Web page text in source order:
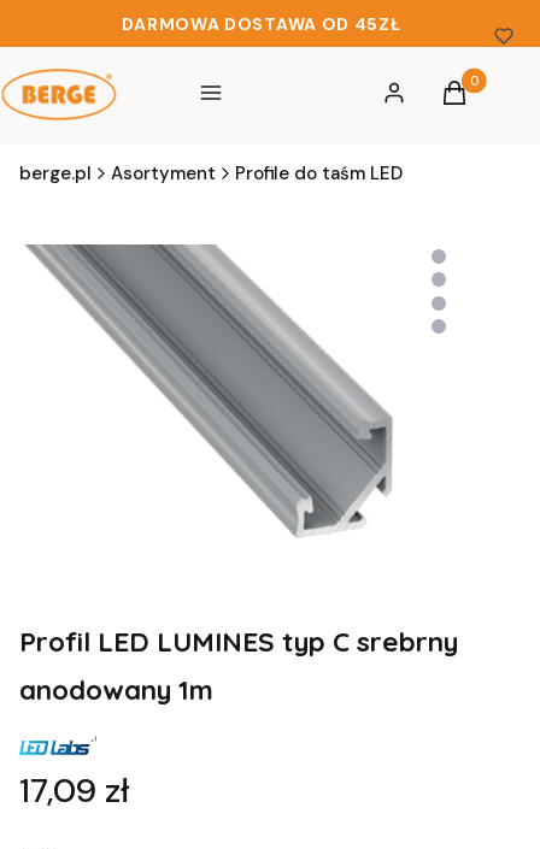
DARMOWA DOSTAWA OD 45ZŁ
Menu Zaloguj sięProdukty
Koszyk
berge.pl Asortyment Profile do taśm LED
Profil LED LUMINES typ C srebrny
anodowany 1m
Cena
17,09 zł